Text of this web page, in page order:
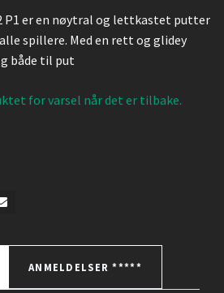
P1 er en nøytral og lettkastet putter
spillere. Med en rett og glidey
både til put
for varsel når det er tilbake.
ANMELDELSER *****